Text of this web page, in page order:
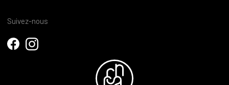
Suivez-nous